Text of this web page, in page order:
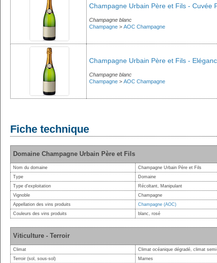
Champagne Urbain Père et Fils - Cuvée
Champagne blanc
Champagne > AOC Champagne
Champagne Urbain Père et Fils -
Champagne blanc
Champagne > AOC Champagne
Fiche technique
Domaine Champagne Urbain Père et Fils
Nom du domaine
Champagne Urbain Père et Fils
Type
Domaine
Type d'exploitation
Récoltant, Manipulant
Vignoble
Champagne
Appellation des vins produits
Champagne (AOC)
Couleurs des vins produits
blanc, rosé
Viticulture - Terroir
Climat
Climat océanique dégradé, climat
Terroir (sol, sous-sol)
Marnes